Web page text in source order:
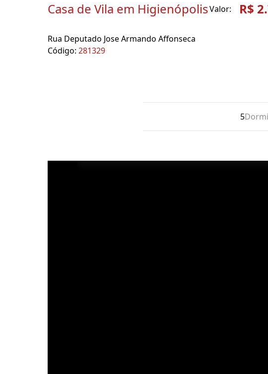
Casa de Vila em HigienópolisValor: R$
Rua Deputado Jose Armando Affonseca
Código: 281329
5